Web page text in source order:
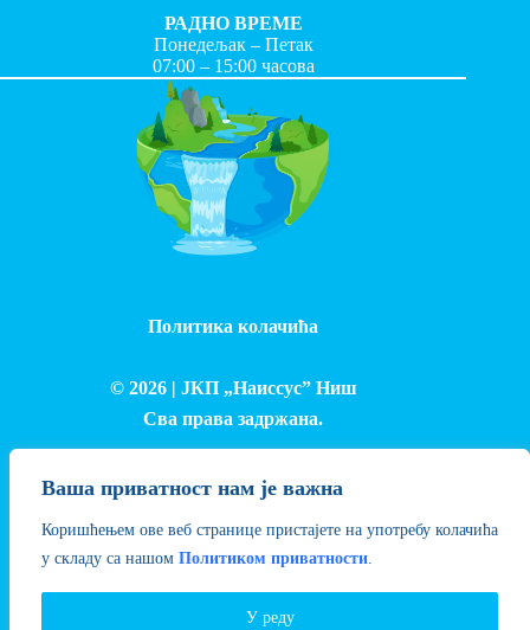
Ваша приватност нам је важна
Коришћењем ове веб странице пристајете на употребу колачића
у складу са нашом Политиком приватности.
У реду
РАДНО ВРЕМЕ
Понедељак – Петак
07:00 – 15:00 часова
Политика колачића
© 2026 | ЈКП „Наиссус” Ниш
Сва права задржана.
Израда и одржавање сајта - Лука Петровић